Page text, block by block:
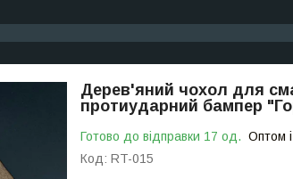
Дерев'яний чохол для
протиударний бампер
Готово до відправки 17 од. Оптом
Код: RT-015